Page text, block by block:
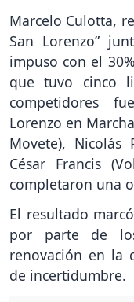
Marcelo Culotta,
San Lorenzo”
impuso con el
que tuvo cinco
competidores
Lorenzo en
Movete), Nicolás
César Francis
completaron una
El resultado
por parte de
renovación en la
de incertidumbre.